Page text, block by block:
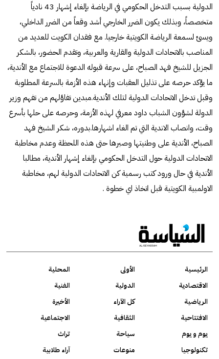
الدولية بسبب التدخل الحكومي في الرياضة بإلغاء إشهار 43 نادياً
متخصصاً، وبذلك يكون الضرر الخارجي أشد وقعاً من الضرر الداخلي،
ويسئ لسمعة الرياضة الكويتية خارجيا. مع فقدان الكويت للعديد من
المناصب بالاتحادات الدولية والقارية والعربية، وتقدم الحضور، بالشكر
الجزيل للشيخ فهد الصباح، على سرعة قبوله الدعوة للاجتماع مع الأندية،
ما يؤكد حرصه على تذليل العقبات وإنهاء هذه الأزمة بالسرعة المطلوبة
وقبل تدخل الاتحادات الدولية لتلك الأندية.مبدين تفاؤلهم من تفهم وزير
الدولة لشؤون الشباب داود معرفي لهذه الأزمة، وحرصه على حلها بأسرع
وقت، وانصاب الاندية التي تم الغاء اشهارها.بدوره، شكر الشيخ فهد
الصباح، الأندية على وطنيتها وصبرها حتى هذه اللحظة وعدم مخاطبة
الاتحادات الدولية حول التدخل الحكومي بإلغاء إشهار الأندية، مطالبا
الأندية في حال ورود كتب رسمية كن الاتحادات الدولية لهم، مخاطبة
الاولمبية الكويتية قبل اتخاذ اي خطوة .
الرئيسية الأولى
المحلية
الاقتصادية
الدولية
الفنية
الرياضية
كل الآراء
الأخيرة
الافتتاحية
الثقافية
الاجتماعية
يوم و يوم
سياحة
تراث
تكنولوجيا
منوعات آراء طلابية